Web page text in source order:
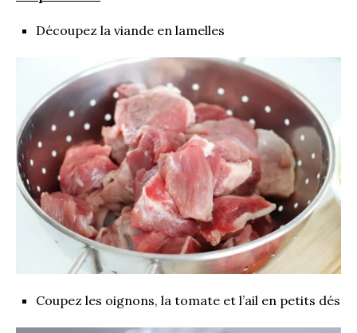
Découpez la viande en lamelles
Coupez les oignons, la tomate et l’ail en petits dés